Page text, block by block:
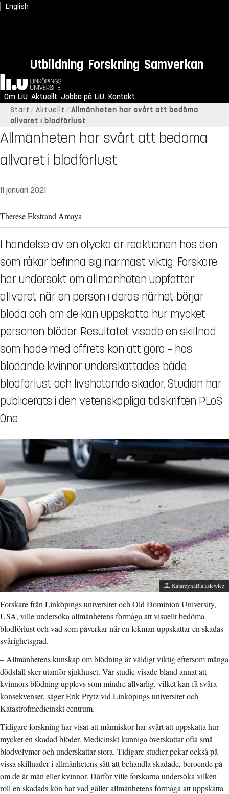
English
Utbildning Forskning Samverkan
Hem
Om LiU Aktuellt Jobba på LiU Kontakt
Start Aktuellt
Allmänheten har svårt att bedöma
allvaret i blodförlust
Allmänheten har svårt att bedöma
allvaret i blodförlust
11 januari 2021
Therese Ekstrand Amaya
I händelse av en olycka är reaktionen hos den
som råkar befinna sig närmast viktig. Forskare
har undersökt om allmänheten uppfattar
allvaret när en person i deras närhet börjar
blöda och om de kan uppskatta hur mycket
personen blöder. Resultatet visade en skillnad
som hade med offrets kön att göra – hos
blödande kvinnor underskattades både
blodförlust och livshotande skador. Studien har
publicerats i den vetenskapliga tidskriften PLoS
One.
Fotograf:
KatarzynaBialasiewicz
Forskare från Linköpings universitet och Old Dominion University,
USA, ville undersöka allmänhetens förmåga att visuellt bedöma
blodförlust och vad som påverkar när en lekman uppskattar en skadas
svårighetsgrad.
– Allmänhetens kunskap om blödning är väldigt viktig eftersom många
dödsfall sker utanför sjukhuset. Vår studie visade bland annat att
kvinnors blödning upplevs som mindre allvarlig, vilket kan få svåra
konsekvenser, säger Erik Prytz vid Linköpings universitet och
Katastrofmedicinskt centrum.
Tidigare forskning har visat att människor har svårt att uppskatta hur
mycket en skadad blöder. Medicinskt kunniga överskattar ofta små
blodvolymer och underskattar stora. Tidigare studier pekar också på
vissa skillnader i allmänhetens sätt att behandla skadade, beroende på
om de är män eller kvinnor. Därför ville forskarna undersöka vilken
roll en skadads kön har vad gäller allmänhetens förmåga att uppskatta